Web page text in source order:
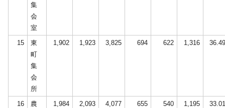
集
会
室
15
東
町
集
会
所
1,902 1,923 3,825 694 622 1,316 36.49
16
農
1,984 2,093 4,077 655 540 1,195 33.01